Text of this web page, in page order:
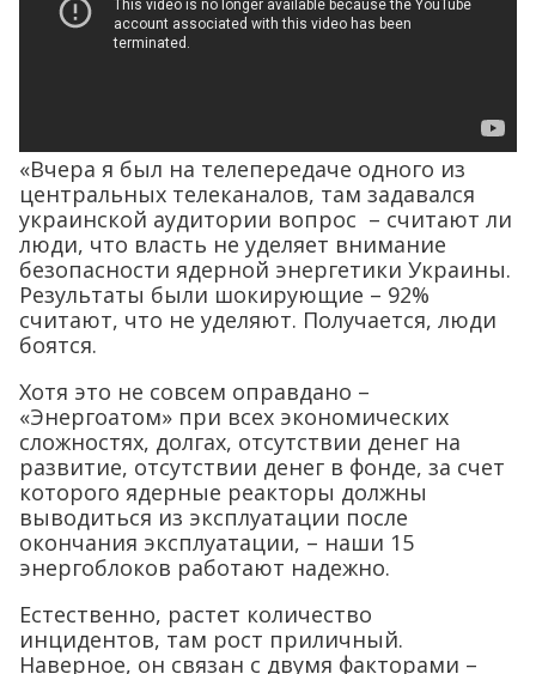
«Вчера я был на телепередаче одного из
центральных телеканалов, там задавался
украинской аудитории вопрос – считают ли
люди, что власть не уделяет внимание
безопасности ядерной энергетики Украины.
Результаты были шокирующие – 92%
считают, что не уделяют. Получается, люди
боятся.
Хотя это не совсем оправдано –
«Энергоатом» при всех экономических
сложностях, долгах, отсутствии денег на
развитие, отсутствии денег в фонде, за счет
которого ядерные реакторы должны
выводиться из эксплуатации после
окончания эксплуатации, – наши 15
энергоблоков работают надежно.
Естественно, растет количество
инцидентов, там рост приличный.
Наверное, он связан с двумя факторами –